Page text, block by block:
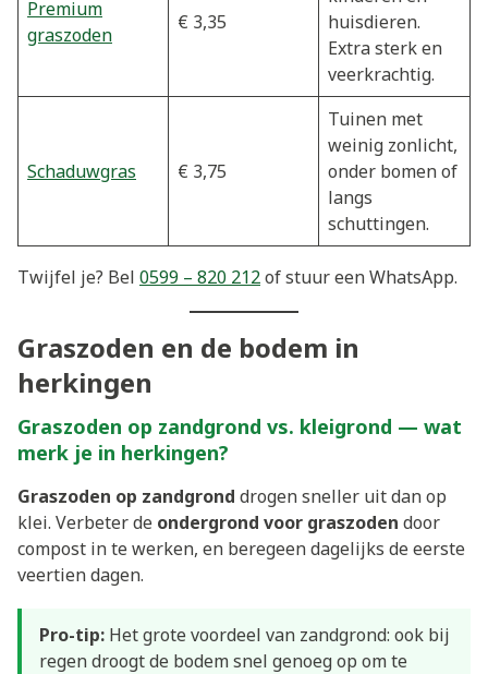
Premium
graszoden
€ 3,35
huisdieren.
Extra sterk en
veerkrachtig.
Schaduwgras € 3,75
Tuinen met
weinig zonlicht,
onder bomen of
langs
schuttingen.
Twijfel je? Bel 0599 – 820 212of stuur een WhatsApp.
Graszoden en de bodem in
herkingen
Graszoden op zandgrond vs. kleigrond — wat
merk je in herkingen?
Graszoden op zandgrond drogen sneller uit dan op
klei. Verbeter de ondergrond voor graszoden door
compost in te werken, en beregeen dagelijks de eerste
veertien dagen.
Pro-tip: Het grote voordeel van zandgrond: ook bij
regen droogt de bodem snel genoeg op om te